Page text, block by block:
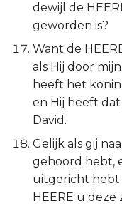
dewijl de
geworden is?
Want de
als Hij door
heeft het
en Hij heeft
David.
Gelijk als gij
gehoord hebt,
uitgericht hebt
HEERE u deze